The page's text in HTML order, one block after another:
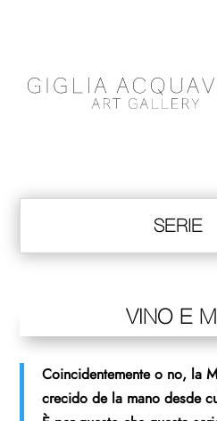
SERIE
VINO E
Coincidentemente o no, la
crecido de la mano desde